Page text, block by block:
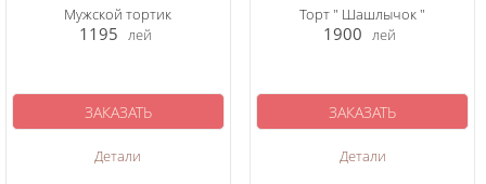
Мужской тортик
1195 лей
Детали
ЗАКАЗАТЬ
Торт " Шашлычок "
1900 лей
Детали
ЗАКАЗАТЬ